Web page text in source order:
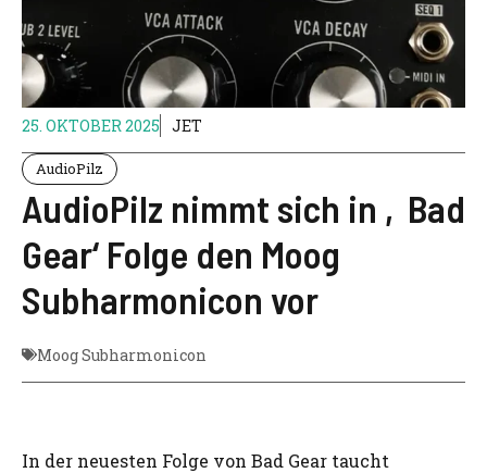
25. OKTOBER 2025 JET
AudioPilz
AudioPilz nimmt sich in ‚Bad
Gear‘ Folge den Moog
Subharmonicon vor
Moog Subharmonicon
In der neuesten Folge von Bad Gear taucht